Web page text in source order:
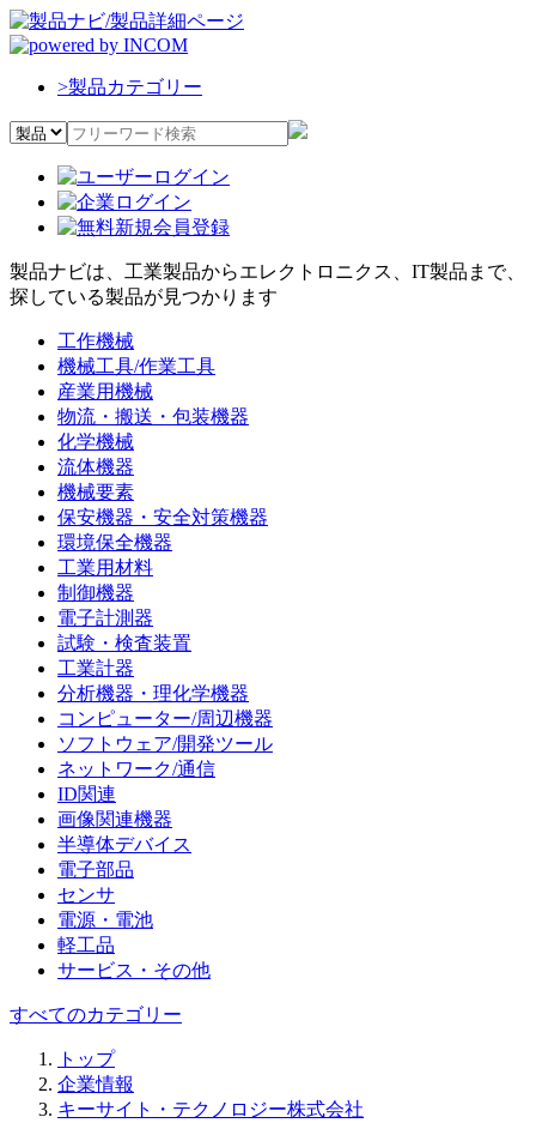
>製品カテゴリー
製品ナビは、工業製品からエレクトロニクス、IT製品まで、
探している製品が見つかります
工作機械
機械工具/作業工具
産業用機械
物流・搬送・包装機器
化学機械
流体機器
機械要素
保安機器・安全対策機器
環境保全機器
工業用材料
制御機器
電子計測器
試験・検査装置
工業計器
分析機器・理化学機器
コンピューター/周辺機器
ソフトウェア/開発ツール
ネットワーク/通信
ID関連
画像関連機器
半導体デバイス
電子部品
センサ
電源・電池
軽工品
サービス・その他
すべてのカテゴリー
トップ
企業情報
キーサイト・テクノロジー株式会社